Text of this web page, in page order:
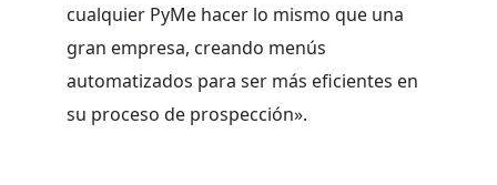
cualquier PyMe hacer lo mismo que una
gran empresa, creando menús
automatizados para ser más eficientes en
su proceso de prospección».